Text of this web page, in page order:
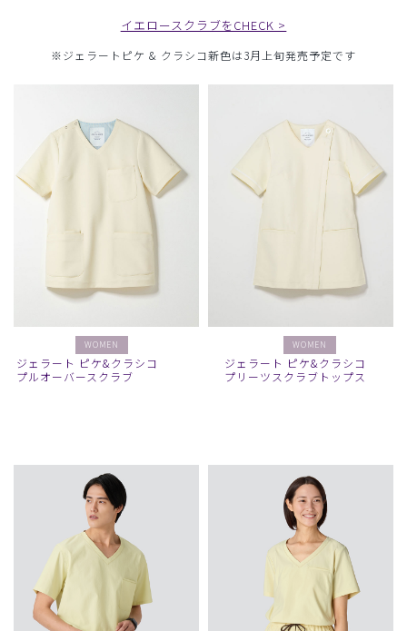
イエロースクラブをCHECK >
※ジェラートピケ & クラシコ新色は3月上旬発売予定です
WOMEN
ジェラート ピケ&クラシコ
プルオーバースクラブ
WOMEN
ジェラート ピケ&クラシコ
プリーツスクラブトップス